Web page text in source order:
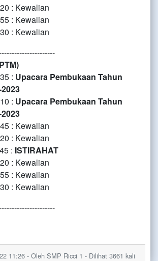
: Kewalian
: Kewalian
: Kewalian
: Upacara Pembukaan Tahun
: Upacara Pembukaan Tahun
: Kewalian
: Kewalian
: ISTIRAHAT
: Kewalian
: Kewalian
: Kewalian
11:26 - Oleh SMP Ricci 1 - Dilihat 3661 kali